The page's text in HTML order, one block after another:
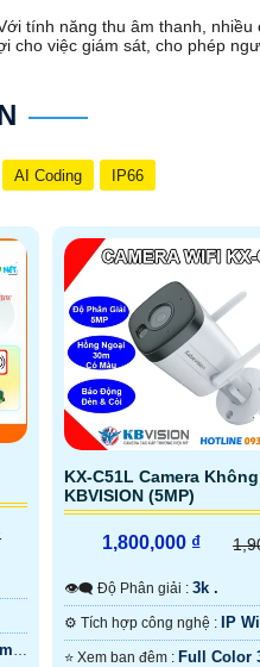
tính năng thu âm thanh, nhiều
cho việc giám sát, cho phép
AI Coding IP66
KX-C51L Camera
KBVISION (5MP)
1,800,000 ₫
👁️‍🗨 Độ Phân giải : 3k .
⚙ Tích hợp công nghệ : IP
⭐ Xem ban đêm : Full Color